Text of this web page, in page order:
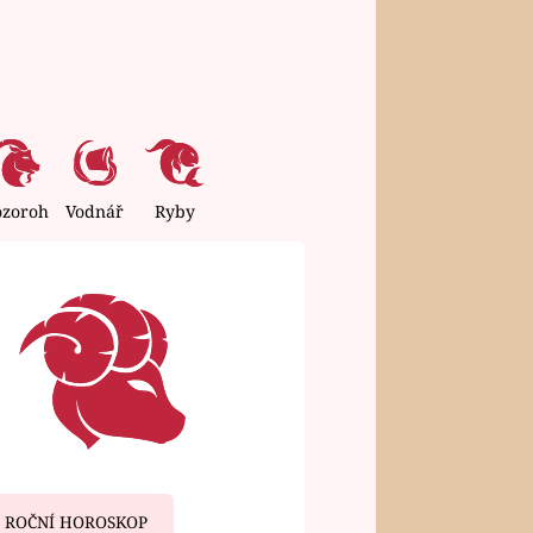
Vodnář Ryby
ROČNÍ HOROSKOP